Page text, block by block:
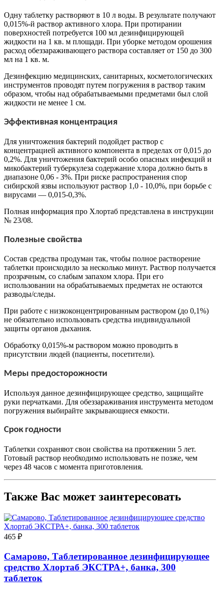
Одну таблетку растворяют в 10 л воды. В результате получают
0,015%-й раствор активного хлора. При протирании
поверхностей потребуется 100 мл дезинфицирующей
жидкости на 1 кв. м площади. При уборке методом орошения
расход обеззараживающего раствора составляет от 150 до 300
мл на 1 кв. м.
Дезинфекцию медицинских, санитарных, косметологических
инструментов проводят путем погружения в раствор таким
образом, чтобы над обрабатываемыми предметами был слой
жидкости не менее 1 см.
Эффективная концентрация
Для уничтожения бактерий подойдет раствор с
концентрацией активного компонента в пределах от 0,015 до
0,2%. Для уничтожения бактерий особо опасных инфекций и
микобактерий туберкулеза содержание хлора должно быть в
диапазоне 0,06 - 3%. При риске распространения спор
сибирской язвы используют раствор 1,0 - 10,0%, при борьбе с
вирусами — 0,015-0,3%.
Полная информация про Хлортаб представлена в инструкции
№ 23/08.
Полезные свойства
Состав средства продуман так, чтобы полное растворение
таблетки происходило за несколько минут. Раствор получается
прозрачным, со слабым запахом хлора. При его
использовании на обрабатываемых предметах не остаются
разводы/следы.
При работе с низкоконцентрированным раствором (до 0,1%)
не обязательно использовать средства индивидуальной
защиты органов дыхания.
Обработку 0,015%-м раствором можно проводить в
присутствии людей (пациенты, посетители).
Меры предосторожности
Используя данное дезинфицирующее средство, защищайте
руки перчатками. Для обеззараживания инструмента методом
погружения выбирайте закрывающиеся емкости.
Срок годности
Таблетки сохраняют свои свойства на протяжении 5 лет.
Готовый раствор необходимо использовать не позже, чем
через 48 часов с момента приготовления.
Также Вас может заинтересовать
465 ₽
Самарово, Таблетированное дезинфицирующее
средство Хлортаб ЭКСТРА+, банка, 300
таблеток